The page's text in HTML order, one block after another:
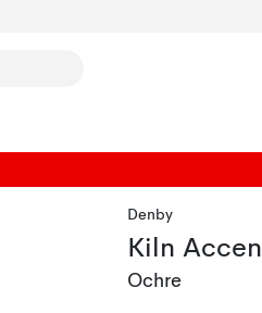
Denby
Kiln
Ochre